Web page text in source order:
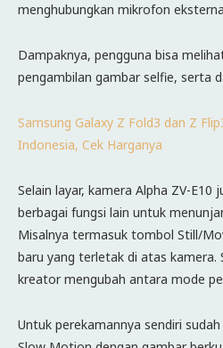
menghubungkan mikrofon
Dampaknya, pengguna bisa
pengambilan gambar selfie, serta
Samsung Galaxy Z Fold3 dan Z
Indonesia, Cek Harganya
Selain layar, kamera Alpha ZV-E10
berbagai fungsi lain untuk
Misalnya termasuk tombol Still/
baru yang terletak di atas kamera.
kreator mengubah antara mode
Untuk perekamannya sendiri